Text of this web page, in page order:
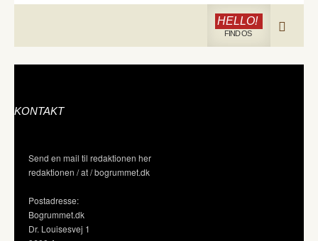
HELLO!
FIND OS
KONTAKT
Send en mail til redaktionen her
redaktionen / at / bogrummet.dk
Postadresse:
Bogrummet.dk
Dr. Louisesvej 1